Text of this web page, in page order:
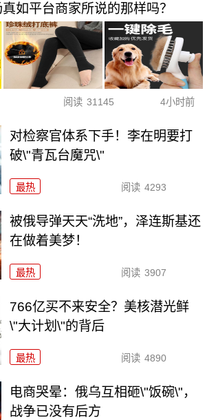
如平台商家所说的那样吗？
阅读 31145 4小时前
对检察官体系下手！李在明要打
破\"青瓦台魔咒\"
最热 阅读 4293
被俄导弹天天“洗地”，泽连斯基还
在做着美梦！
最热 阅读 3907
766亿买不来安全？美核潜光鲜
\"大计划\"的背后
最热 阅读 4890
电商哭晕：俄乌互相砸\"饭碗\"，
战争已没有后方